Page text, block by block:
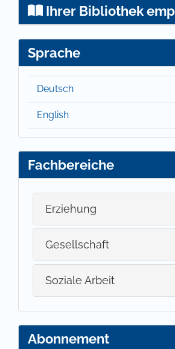
Ihrer Bibliothek
Sprache
Deutsch
English
Fachbereiche
Erziehung
Gesellschaft
Soziale Arbeit
Abonnement